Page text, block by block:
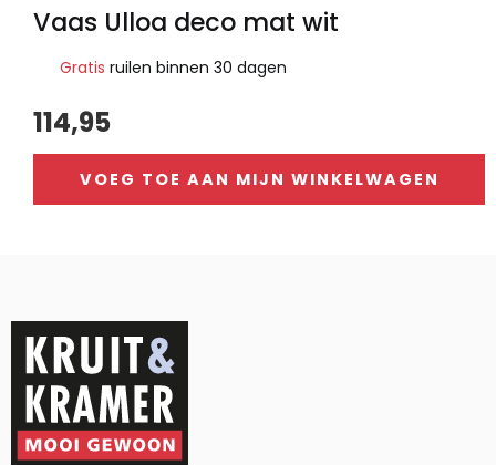
Vaas Ulloa deco mat wit
Gratis ruilen binnen 30 dagen
114,95
VOEG TOE AAN MIJN WINKELWAGEN